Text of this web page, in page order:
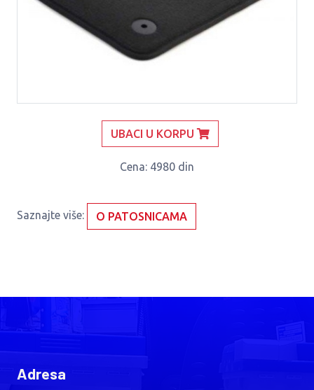
UBACI U KORPU
Cena: 4980 din
Saznajte više: O PATOSNICAMA
Adresa